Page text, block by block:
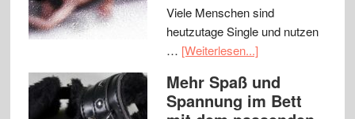
Viele Menschen sind
heutzutage Single und nutzen
… [Weiterlesen...]
Mehr Spaß und
Spannung im Bett